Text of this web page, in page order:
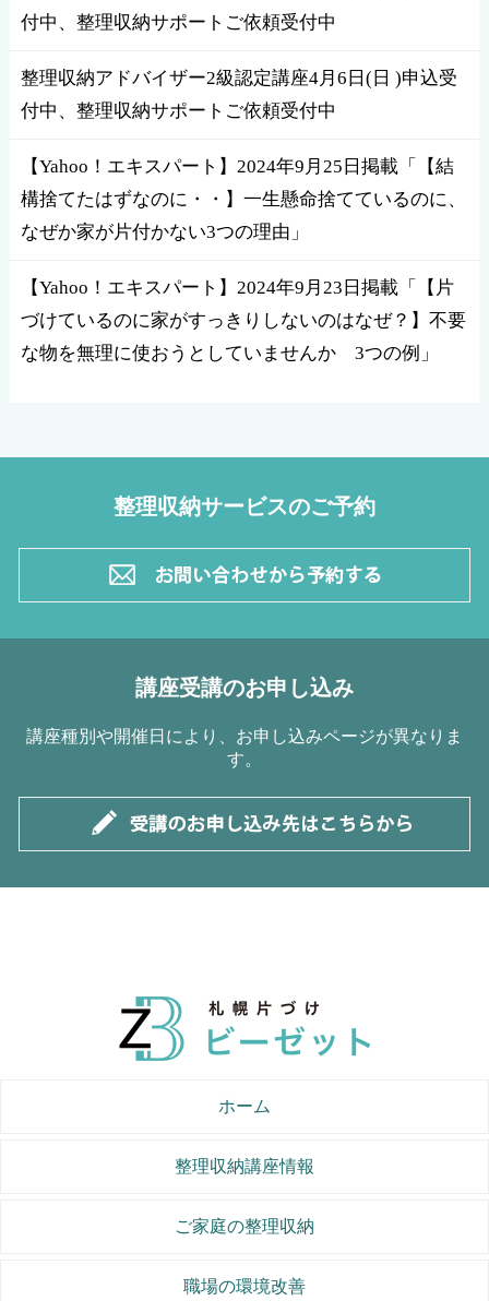
付中、整理収納サポートご依頼受付中
整理収納アドバイザー2級認定講座4月6日(日 )申込受
付中、整理収納サポートご依頼受付中
【Yahoo！エキスパート】2024年9月25日掲載「【結
構捨てたはずなのに・・】一生懸命捨てているのに、
なぜか家が片付かない3つの理由」
【Yahoo！エキスパート】2024年9月23日掲載「【片
づけているのに家がすっきりしないのはなぜ？】不要
な物を無理に使おうとしていませんか 3つの例」
整理収納サービスのご予約
講座受講のお申し込み
講座種別や開催日により、お申し込みページが異なりま
す。
ホーム
整理収納講座情報
ご家庭の整理収納
職場の環境改善